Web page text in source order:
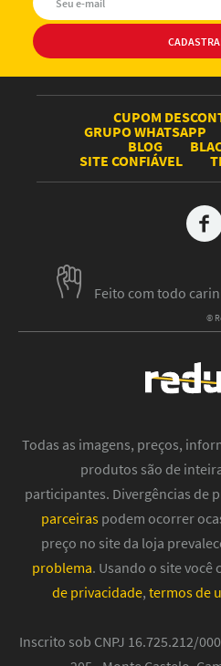
CUPOM
GRUPO WHATSAPP
BLOG
SITE CONFIÁVEL
Feito com todo
©
Todas as imagens, preços,
produtos são de
participantes. Divergências de
parceiras podem ocorrer
preço no site da loja
problema. Usando o site você
de privacidade, termos de
Inscrito sob CNPJ 16.725.212/